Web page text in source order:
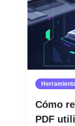
Cómo
PDF